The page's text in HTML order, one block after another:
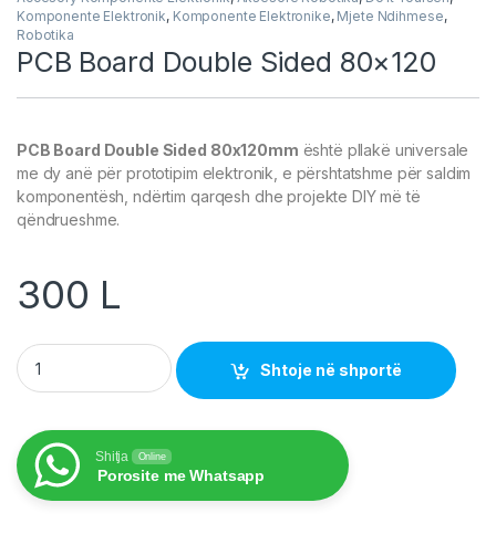
Komponente Elektronik, Komponente Elektronike, Mjete Ndihmese,
Robotika
PCB Board Double Sided 80×120
PCB Board Double Sided 80x120mm është pllakë universale
me dy anë për prototipim elektronik, e përshtatshme për saldim
komponentësh, ndërtim qarqesh dhe projekte DIY më të
qëndrueshme.
300 L
PCB Board Double Sided 80x120 quantity
Shtoje në shportë
Shitja Online
Porosite me Whatsapp